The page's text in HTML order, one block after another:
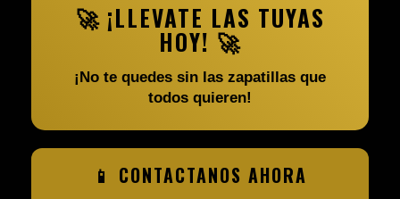
🚀 ¡LLEVATE LAS TUYAS
HOY! 🚀
¡No te quedes sin las zapatillas que
todos quieren!
📱 CONTACTANOS AHORA